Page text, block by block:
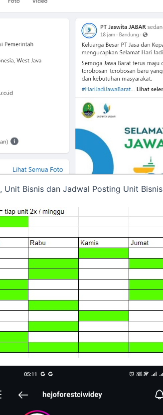
Bisnis dan Jadwal Posting Unit Bisnis